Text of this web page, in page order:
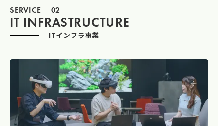
SERVICE 02
IT INFRASTRUCTURE
ITインフラ事業